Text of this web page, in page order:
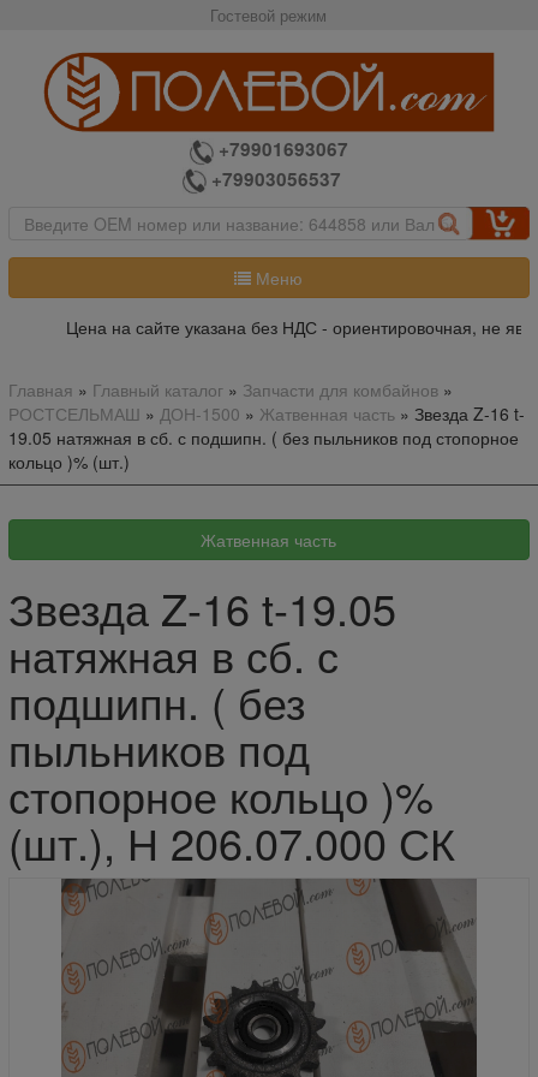
Гостевой режим
+79901693067
+79903056537
Меню
Цена на сайте указана без НДС - ориентировочная, не
Главная » Главный каталог» Запчасти для комбайнов»
РОСТСЕЛЬМАШ » ДОН-1500 » Жатвенная часть» Звезда Z-16 t-
19.05 натяжная в сб. с подшипн. ( без пыльников под стопорное
кольцо )% (шт.)
Звезда Z-16 t-19.05
натяжная в сб. с
подшипн. ( без
пыльников под
стопорное кольцо )%
(шт.), Н 206.07.000 СК